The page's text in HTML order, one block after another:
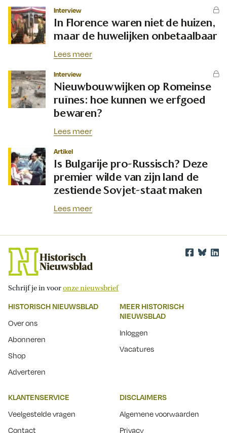
Interview
In Florence waren niet de huizen,
maar de huwelijken onbetaalbaar
Lees meer
Interview
Nieuwbouwwijken op Romeinse
ruïnes: hoe kunnen we erfgoed
bewaren?
Lees meer
Artikel
Is Bulgarije pro-Russisch? Deze
premier wilde van zijn land de
zestiende Sovjet-staat maken
Lees meer
Schrijf je in vooronze nieuwsbrief
HISTORISCH NIEUWSBLAD
Over ons
Abonneren
Shop
Adverteren
MEER HISTORISCH
NIEUWSBLAD
Inloggen
Vacatures
KLANTENSERVICE
Veelgestelde vragen
Contact
DISCLAIMERS
Algemene voorwaarden
Privacy